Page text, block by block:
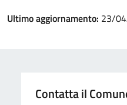
Ultimo aggiornamento: 23/
Contatta il